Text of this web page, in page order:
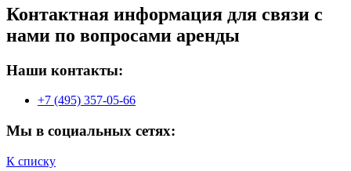
Контактная информация для связи с
нами по вопросами аренды
Наши контакты:
+7 (495) 357-05-66
Мы в социальных сетях:
К списку